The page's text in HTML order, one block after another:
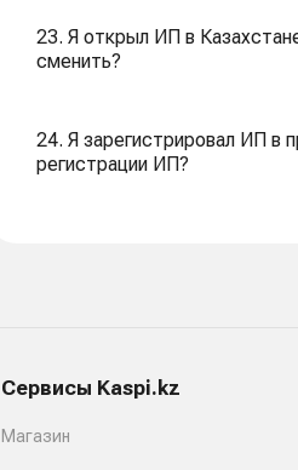
23. Я открыл ИП в
сменить?
24. Я зарегистрировал ИП в
регистрации ИП?
Сервисы Kaspi.kz
Магазин